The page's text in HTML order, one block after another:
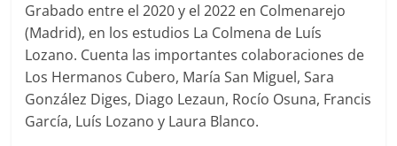
Grabado entre el 2020 y el 2022 en Colmenarejo
(Madrid), en los estudios La Colmena de Luís
Lozano. Cuenta las importantes colaboraciones de
Los Hermanos Cubero, María San Miguel, Sara
González Diges, Diago Lezaun, Rocío Osuna, Francis
García, Luís Lozano y Laura Blanco.